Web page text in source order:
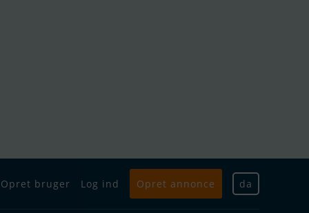
Opret bruger Log ind Opret annonce da